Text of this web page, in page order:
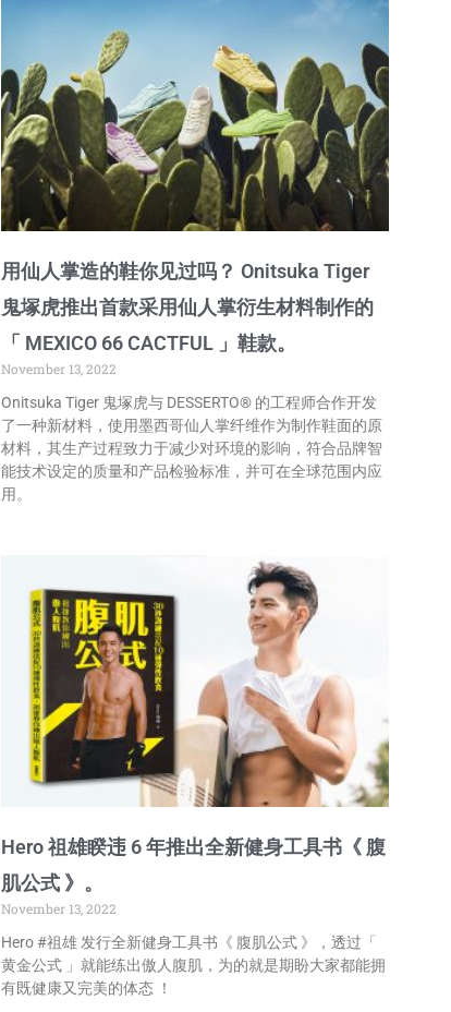
用仙人掌造的鞋你见过吗？ Onitsuka Tiger
鬼塚虎推出首款采用仙人掌衍生材料制作的
「 MEXICO 66 CACTFUL 」鞋款。
November 13, 2022
Onitsuka Tiger 鬼塚虎与 DESSERTO® 的工程师合作开发
了一种新材料，使用墨西哥仙人掌纤维作为制作鞋面的原
材料，其生产过程致力于减少对环境的影响，符合品牌智
能技术设定的质量和产品检验标准，并可在全球范围内应
用。
Hero 祖雄睽违 6 年推出全新健身工具书《 腹
肌公式 》。
November 13, 2022
Hero #祖雄 发行全新健身工具书《 腹肌公式 》，透过「
黄金公式 」就能练出傲人腹肌，为的就是期盼大家都能拥
有既健康又完美的体态 ！